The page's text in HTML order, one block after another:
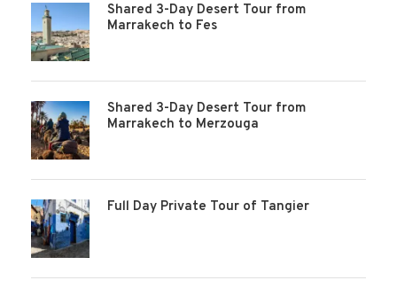
Shared 3-Day Desert Tour from
Marrakech to Fes
Shared 3-Day Desert Tour from
Marrakech to Merzouga
Full Day Private Tour of Tangier